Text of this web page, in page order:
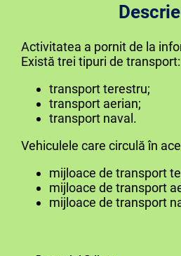
Activitatea a pornit de la
Există trei tipuri de transport:
transport terestru;
transport aerian;
transport naval.
Vehiculele care circulă în
mijloace de transport
mijloace de transport
mijloace de transport